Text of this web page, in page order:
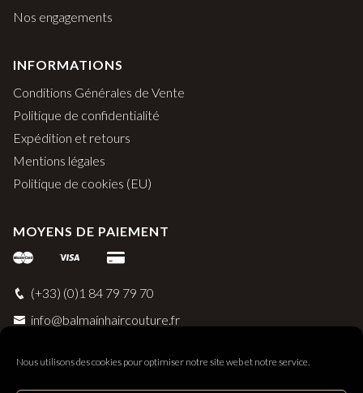
Nous utilisons des cookies pour optimiser notre site web et notre service.
Nos engagements
INFORMATIONS
Conditions Générales de Vente
Politique de confidentialité
Expédition et retours
Mentions légales
Politique de cookies (EU)
MOYENS DE PAIEMENT
(+33) (0)1 84 79 79 70
info@balmainhaircouture.fr